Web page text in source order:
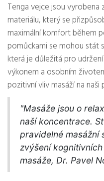
Tenga vejce jsou vyrobena
materiálu, který se
maximální komfort během
pomůckami se mohou stát
která je důležitá pro
výkonem a osobním
pozitivní vliv masáží na
"Masáže jsou o
naší koncentrace.
pravidelné masážní
zvýšení
masáže, Dr. Pavel